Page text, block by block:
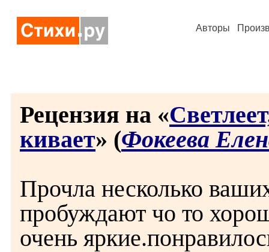
Авторы
Рецензия на «
кивает» (Фокеева
Прочла несколько
пробуждают чо то
очень